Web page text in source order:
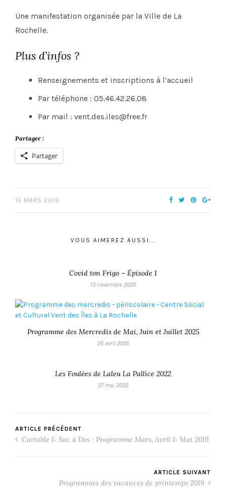
Une manifestation organisée par la Ville de La
Rochelle.
Plus d’infos ?
Renseignements et inscriptions à l’accueil
Par téléphone : 05.46.42.26.08
Par mail : vent.des.iles@free.fr
Partager :
Partager
15 MARS 2019
VOUS AIMEREZ AUSSI...
Covid ton Frigo – Épisode 1
13 novembre 2020
Programme des Mercredis de Mai, Juin et Juillet 2025
25 avril 2025
Les Foulées de Laleu La Pallice 2022
27 mai 2022
ARTICLE PRÉCÉDENT
Cartable & Sac à Dos : Programme Mars, Avril & Mai 2019
ARTICLE SUIVANT
Programmes des vacances de printemps 2019